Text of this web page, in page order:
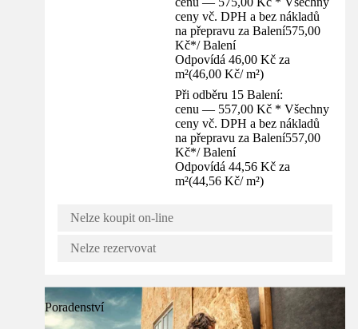
ceny vč. DPH a bez nákladů
na přepravu za Balení575,00
Kč*/ Balení
Odpovídá 46,00 Kč za
m²(46,00 Kč/ m²)
Při odběru 15 Balení:
cenu — 557,00 Kč * Všechny
ceny vč. DPH a bez nákladů
na přepravu za Balení557,00
Kč*/ Balení
Odpovídá 44,56 Kč za
m²(44,56 Kč/ m²)
Nelze koupit on-line
Nelze rezervovat
Poradenství